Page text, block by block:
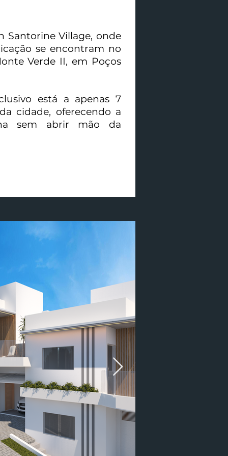
Santorine Village, onde
se encontram no
Verde II, em Poços
está a apenas 7
cidade, oferecendo a
sem abrir mão da